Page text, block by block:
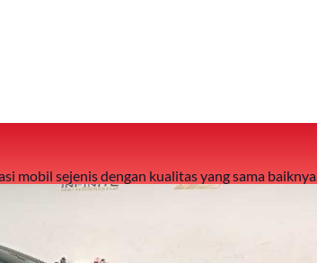
mobil sejenis dengan kualitas yang sama baiknya.